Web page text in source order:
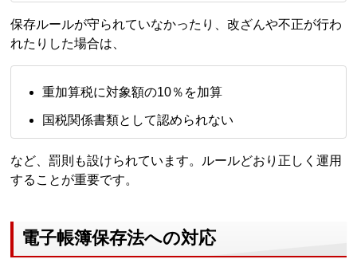
保存ルールが守られていなかったり、改ざんや不正が行わ
れたりした場合は、
重加算税に対象額の10％を加算
国税関係書類として認められない
など、罰則も設けられています。ルールどおり正しく運用
することが重要です。
電子帳簿保存法への対応